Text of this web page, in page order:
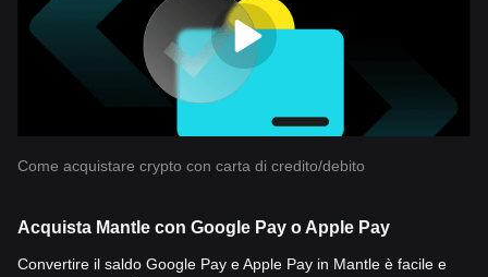
Come acquistare crypto con carta di credito/debito
Acquista Mantle con Google Pay o Apple Pay
Convertire il saldo Google Pay e Apple Pay in Mantle è facile e